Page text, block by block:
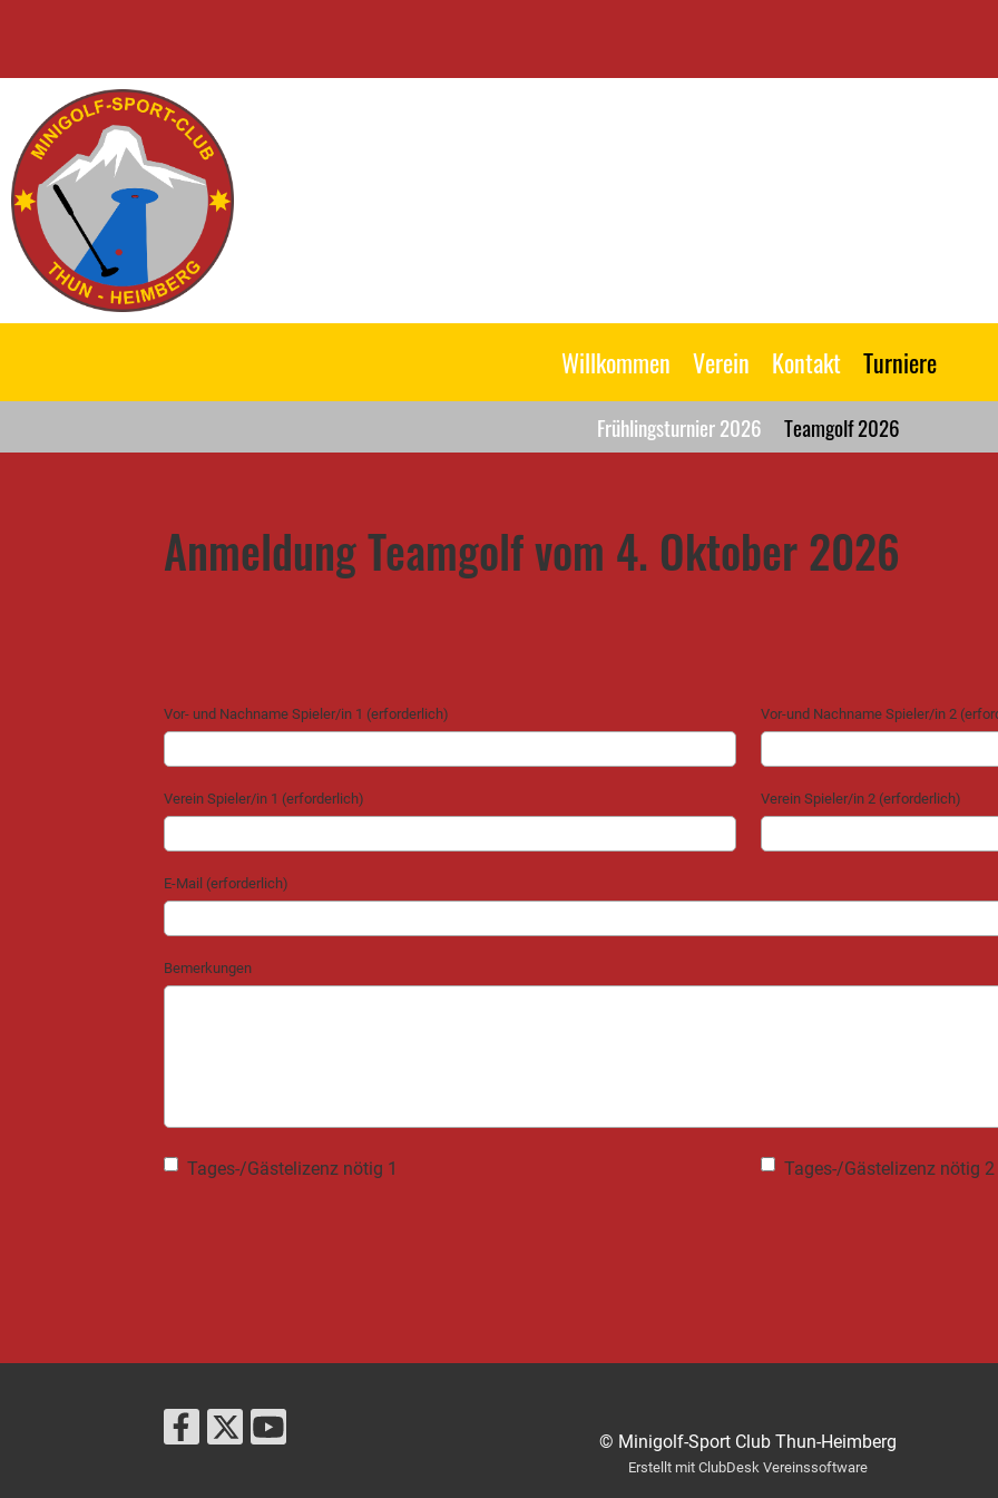
Willkommen Verein Kontakt Turniere
Frühlingsturnier 2026 Teamgolf 2026
Anmeldung Teamgolf vom 4. Oktober 2026
Vor- und Nachname Spieler/in 1 (erforderlich) Vor-und Nachname Spieler/in 2
Verein Spieler/in 1 (erforderlich) Verein Spieler/in 2 (erforderlich)
E-Mail (erforderlich)
Bemerkungen
Tages-/Gästelizenz nötig 1 Tages-/Gästelizenz nötig 2
© Minigolf-Sport Club Thun-Heimberg
Erstellt mit ClubDesk Vereinssoftware